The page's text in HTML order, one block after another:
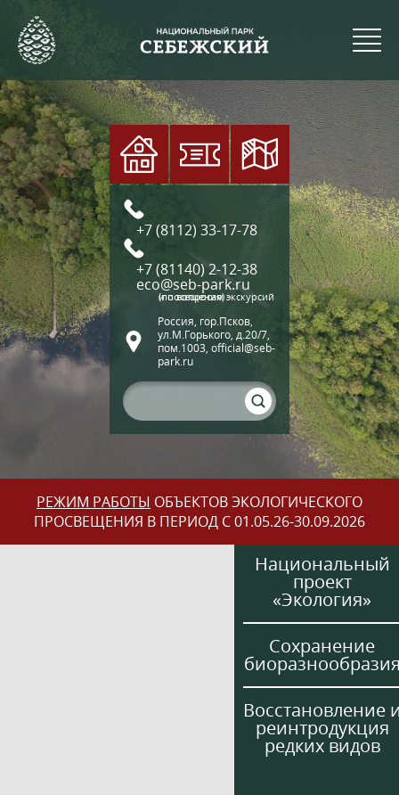
+7 (8112) 33-17-78
+7 (81140) 2-12-38
eco@seb-park.ru
(по вопросам экскурсий и посещения)
Россия, гор.Псков,
ул.М.Горького, д.20/7,
пом.1003, official@seb-
park.ru
РЕЖИМ РАБОТЫ ОБЪЕКТОВ ЭКОЛОГИЧЕСКОГО
ПРОСВЕЩЕНИЯ В ПЕРИОД С 01.05.26-30.09.2026
Национальный
проект
«Экология»
Сохранение
Восстановление
реинтродукция
редких видов